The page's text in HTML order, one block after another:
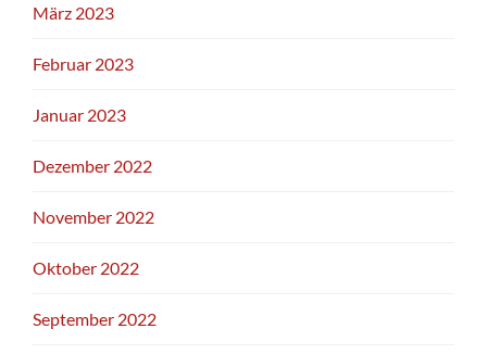
März 2023
Februar 2023
Januar 2023
Dezember 2022
November 2022
Oktober 2022
September 2022